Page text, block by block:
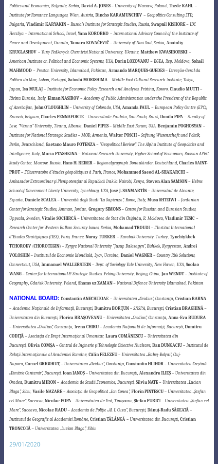
Politics and Economics, Belgrade, Serbia, David A. JONES– University of Warsaw, Poland, Thede KAHL –
Institute for Romance Languages, Wien, Austria, Dincho KARAMUNCHEV – Geopolitics Consulting LTD,
Bulgaria, Vladimir KARYAKIN– Russia’s Institute for Strategic Studies, Russia, Swapnil KISHORE– IDC
Herzliya – International School, Israel, Yana KOROBKO – International Advisory Council of the Institute of
Peace and Development, Canada, Tamara KOVAČEVIČ– University of Novi Sad, Serbia, Anatoliy
KRUGLASHOV – Yuriy Fedkovych ChernivtsiNational University, Ukraine, Matthew KWASIBORSKI –
American Institute on Political and Economic Systems, USA, Dorin LOZOVANU – EGEA, Rep. Moldova, Sohail
MAHMOOD – Preston University, Islamabad, Pakistan, Armando MARQUES-GUEDES– Direcção-Geral da
Política do Mar, Lisbon, Portugal, Satoshi MORISHIMA– Middle East Cultural Research Institute, Tokyo,
Japan, Isa MULAJ– Institute for Economic Policy Research and Analyses, Pristina, Kosovo, Claudio MUTTI–
Rivista Eurasia, Italy, Elman NASIROV– Academy of Public Administration under the President of the Republic
of Azerbaijan, John O’LOUGHLIN– University of Colorado, USA, Amanda PAUL – European Policy Centre (EPC),
Brussels, Belgium, Charles PENNAFORTE– Universidade Paulista, São Paulo, Brasil, Donila PIPA– Faculty of
Law, ”Vitrina” University, Tirana, Albania, Daniel PIPES– Middle East Forum, USA, Benjamin POGHOSYAN –
Institute for National Strategic Studies – MOD, Armenia, Walter POSCH– Stiftung Wissenschaft und Politik,
Berlin, Deutschland, Gaetano Mauro POTENZA– ”Geopolitical Review”, The Alpha Institute of Geopolitics and
Intelligence, Italy, Maria PTASHKINA– National Research University, Higher School of Economics, Russian APEC
Study Center, Moscow, Russia, Hans H. REISER– Regionalgeograph Donauländer, Deutschland, Charles SAINT-
PROT– L’Observatoire d’études géopolitiques à Paris, France, Mohammed Saeed AL-SHAKARCHI –
Ambasador Extraordinar şi Plenipotenţiar al Republicii Irak la Nairobi, Kenya, Steven Alan SAMSON– Helms
School of Government Liberty University, Lynchburg, USA, José J. SANMARTÍN– Universidad de Alicante,
España, Daniele SCALEA– Università degli Studi ”La Sapienza”, Rome, Italy, Musa SHTEIWI – Jordanian
Center for Strategic Studies, Amman, Jordan, Gregory SIMONS– Centre for Russian and Eurasian Studies,
Uppsala, Sweden, Vitalie SOCHIRCĂ– Universitatea de Stat din Chişinău, R. Moldova, Vladimir TESIC –
Research Center for Western Balkan Security Issues, Serbia, Mohamad TROUDI– L’Institut International
d’Etudes Stratégiques (IIES), Paris, France, Nuray TURKER – Karabuk University, Turkey, Tynchtykbek
TCHOROEV (CHOROTEGIN) – Kyrgyz National University ”Jusup Balasagyn”, Bishkek, Kyrgyzstan, Andrei
VOLOSHIN– Institutul de Economie Mondială, Lyov, Ucraina, Daniel WAGNER– Country Risk Solutions,
Connecticut, USA, Immanuel WALLERSTEIN– Dept. of Sociology Yale University, New Haven, USA, Suolao
WANG– Center for International & Strategic Studies, Peking University, Beijing, China, Jan WENDT– Institute of
Geography, Gdańsk University, Poland, Shams uz ZAMAN– National Defence University Islamabad, Pakistan
NATIONAL BOARD: Constantin ANECHITOAE – Universitatea „Ovidius”, Constanţa, Cristian BARNA
– Academia Naţională de Informaţii, Bucureşti, Dumitru BORŢUN– SNSPA, Bucureşti, Cristian BRAGHINĂ–
Universitatea din Bucureşti, Florica BRAŞOVEANU– Universitatea „Ovidius”, Constanţa, Anna-Eva BUDURA
– Universitatea „Ovidius”, Constanţa, Irena CHIRU– Academia Naţională de Informaţii, Bucureşti, Dumitru
CODIŢĂ– Asociaţia de Drept Internaţional Umanitar, Laura COMĂNESCU– Universitatea din
Bucureşti, Olivia COMŞA– Centrul de Inginerie şiTehnologie Obiective Nucleare, Dan DUNGACIU– Institutul de
Relaţii Internaţionale al Academiei Române, Călin FELEZEU– Universitatea „Babeş-Bolyai”, Cluj-
Napoca, Cornel GRIGORUŢ– Universitatea „Ovidius”, Constanţa, Constantin HLIHOR– Universitatea Creştină
„Dimitrie Cantemir”, Bucureşti, Ioan IANOŞ– Universitatea din Bucureşti, Alexandru ILIEŞ– Universitatea din
Oradea, Dumitru MIRON– Academia de Studii Economice, Bucureşti, Silviu NATE – Universitatea „Lucian
Blaga”, Sibiu, Vasile NAZARE– Asociaţia de Geopolitică „Ion Conea”, Florin PINTESCU– Universitatea „Ştefan
cel Mare”, Suceava, Nicolae POPA– Universitatea de Vest, Timişoara, Ştefan PURICI– Universitatea „Ştefan cel
Mare”, Suceava, Nicolae RADU– Academia de Poliţie „Al. I. Cuza”, Bucureşti, Dănuţ-Radu SĂGEATĂ–
Institutul de Geografie al Academiei Române, Cristian TĂLÂNGĂ – Universitatea din Bucureşti, Cristian
TRONCOTĂ– Universitatea „Lucian Blaga”, Sibiu
29/01/2020